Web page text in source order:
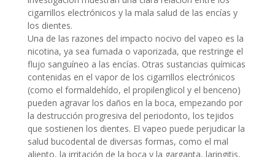
cigarrillos electrónicos y la mala salud de las encías y
los dientes.
Una de las razones del impacto nocivo del vapeo es la
nicotina, ya sea fumada o vaporizada, que restringe el
flujo sanguíneo a las encías. Otras sustancias químicas
contenidas en el vapor de los cigarrillos electrónicos
(como el formaldehído, el propilenglicol y el benceno)
pueden agravar los daños en la boca, empezando por
la destrucción progresiva del periodonto, los tejidos
que sostienen los dientes. El vapeo puede perjudicar la
salud bucodental de diversas formas, como el mal
aliento, la irritación de la boca y la garganta, laringitis,